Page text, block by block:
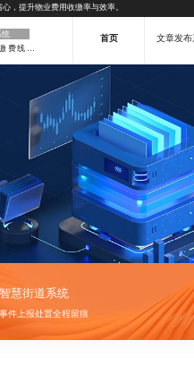
，提升物业费用收缴率与效率。
首页 文章发布
智慧街道系统
事件上报处置全程留痕